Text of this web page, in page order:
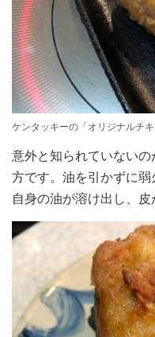
ケンタッキーの「オリジナルチ
意外と知られていない
方です。油を引かずに
自身の油が溶け出し、皮